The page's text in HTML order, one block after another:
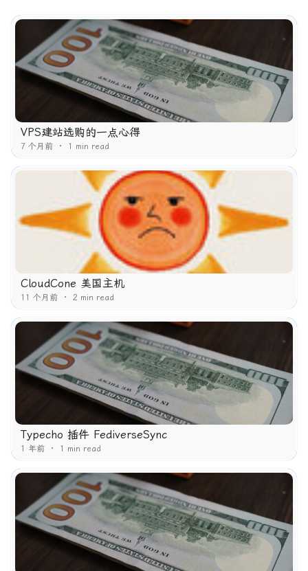
VPS建站选购的一点心得
7 个月前 1 min read
CloudCone 美国主机
11 个月前 2 min read
Typecho 插件 FediverseSync
1 年前 1 min read